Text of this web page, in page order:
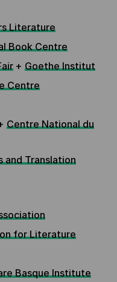
Literature
Book Centre
+ Goethe Institut
Centre
Centre National du
and Translation
for Literature
Basque Institute